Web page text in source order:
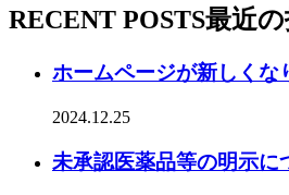
RECENT POSTS最近
ホームページが新しくな
2024.12.25
未承認医薬品等の明示に